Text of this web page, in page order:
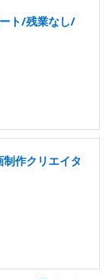
ト/残業なし/
制作クリエイタ